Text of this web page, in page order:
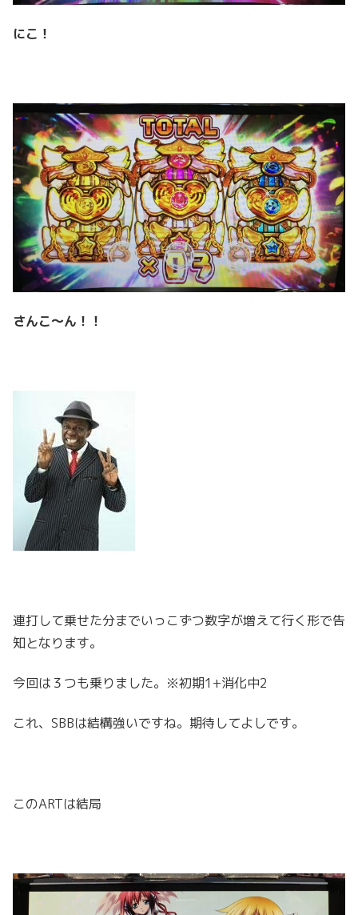
にこ！
さんこ～ん！！
連打して乗せた分までいっこずつ数字が増えて行く形で告
知となります。
今回は３つも乗りました。※初期1+消化中2
これ、SBBは結構強いですね。期待してよしです。
このARTは結局